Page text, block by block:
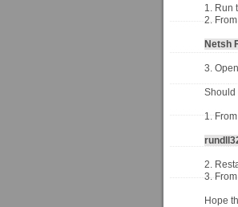
1. Run
2.
Netsh
3.
Should
1.
2.
3.
Hope